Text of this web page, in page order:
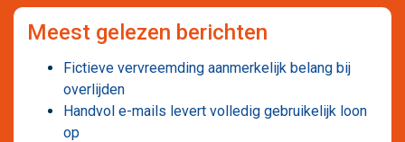
Meest gelezen berichten
Fictieve vervreemding aanmerkelijk belang bij
overlijden
Handvol e-mails levert volledig gebruikelijk loon
op